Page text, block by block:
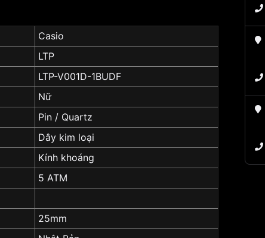
Casio
LTP
LTP-V001D-1BUDF
Nữ
Pin / Quartz
Dây kim loại
Kính khoáng
5 ATM
25mm